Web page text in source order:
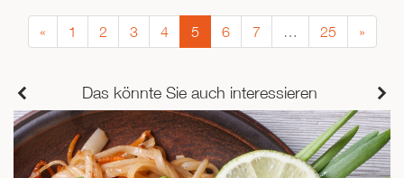
« 1 2 3 4 5 6 7 … 25 »
Das könnte Sie auch interessieren